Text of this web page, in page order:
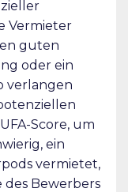
Vermieter
guten
oder ein
verlangen
Score, um
ein
vermietet,
des Bewerbers